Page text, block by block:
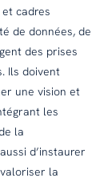
cadres
de données, de
des prises
Ils doivent
une vision et
les
la
d’instaurer
la